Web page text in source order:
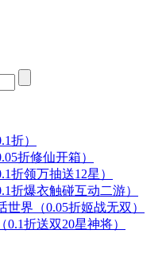
折）
折修仙开箱）
折领万抽送12星）
折爆衣触碰互动二游）
世界（0.05折姬战无双）
0.1折送双20星神将）